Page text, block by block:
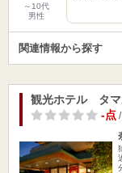
～10代
男性
関連情報から探す
観光ホテル タマ
-点/